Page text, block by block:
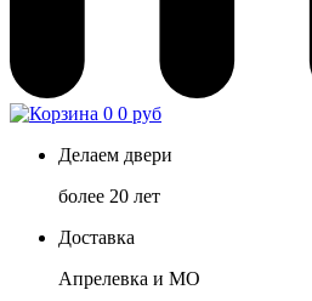
0 0 руб
Делаем двери
более 20 лет
Доставка
Апрелевка и МО